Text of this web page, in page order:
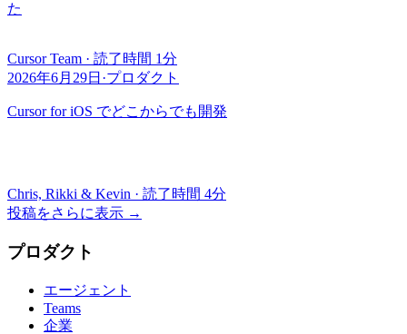
た
Cursor Team · 読了時間 1分
2026年6月29日 ·プロダクト
Cursor for iOS でどこからでも開発
Chris, Rikki & Kevin · 読了時間 4分
投稿をさらに表示 →
プロダクト
エージェント
Teams
企業